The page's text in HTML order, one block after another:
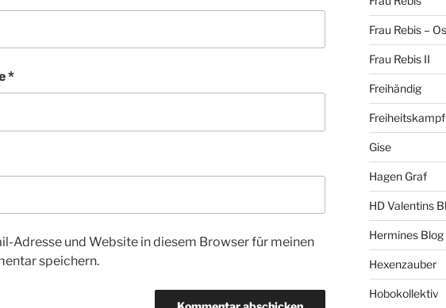
*
Adresse und Website in diesem Browser für meinen
speichern.
Frau Rebis –
Frau Rebis II
Freihändig
Freiheitskampf
Gise
Hagen Graf
HD Valentins
Hermines Blog
Hexenzauber
Hobokollektiv